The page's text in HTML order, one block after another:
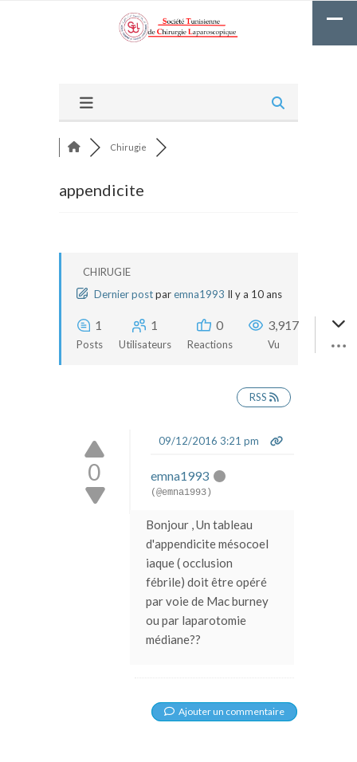
Chirugie
appendicite
CHIRUGIE
Dernier postparemna1993 Il y a 10 ans
1
Posts
1
Utilisateurs
0
Reactions
3,917
Vu
RSS
0
09/12/2016 3:21 pm
emna1993
(@emna1993)
Bonjour , Un tableau
d'appendicite mésocoel
iaque ( occlusion
fébrile) doit être opéré
par voie de Mac burney
ou par laparotomie
médiane??
Ajouter un commentaire